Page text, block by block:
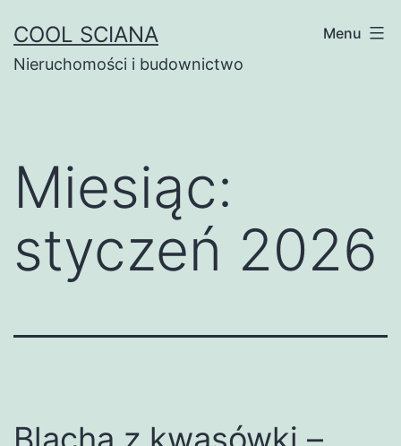
do
treści
COOL SCIANA
Nieruchomości i budownictwo
Menu
Miesiąc:
styczeń 2026